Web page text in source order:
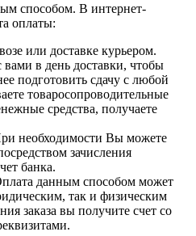
способом. В интернет-
оплаты:
или доставке курьером.
вами в день доставки, чтобы
подготовить сдачу с любой
товаросопроводительные
средства, получаете
необходимости Вы можете
зачисления
банка.
данным способом может
так и физическим
заказа вы получите счет со